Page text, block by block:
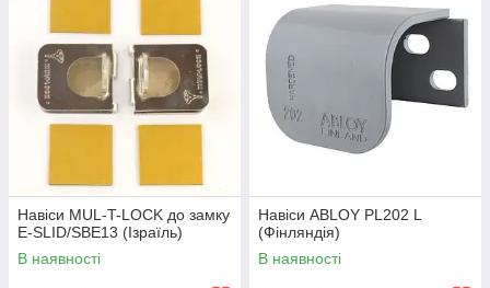
Навіси MUL-T-LOCK до замку
E-SLID/SBE13 (Ізраїль)
В наявності
Навіси ABLOY PL202 L
(Фінляндія)
В наявності